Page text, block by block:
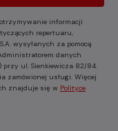
informacji
repertuaru,
wysyłanych za pomocą
danych
przy ul. Sienkiewicza 82/84.
zamówionej usługi. Więcej
znajduje się w Polityce